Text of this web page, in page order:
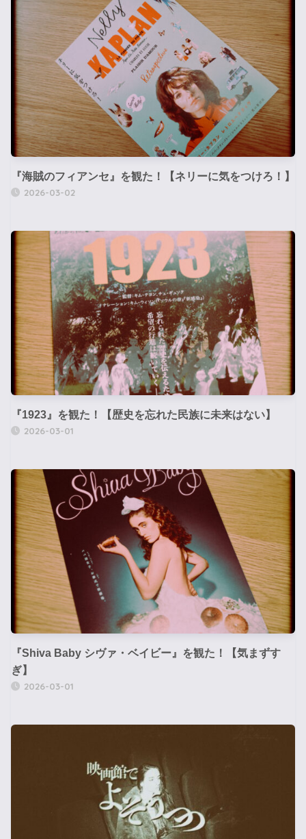
『海賊のフィアンセ』を観た！【ネリーに気をつけろ！】
2026-03-02
『1923』を観た！【歴史を忘れた民族に未来はない】
2026-03-01
『Shiva Baby シヴァ・ベイビー』を観た！【気まずす
ぎ】
2026-03-01